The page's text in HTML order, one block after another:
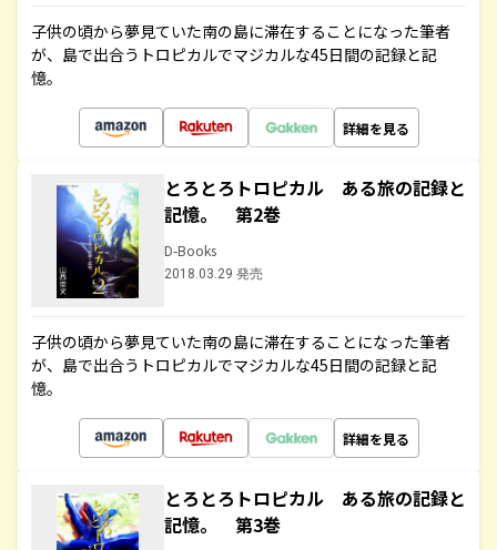
子供の頃から夢見ていた南の島に滞在することになった筆者
が、島で出合うトロピカルでマジカルな45日間の記録と記
憶。
詳細を見る
とろとろトロピカル ある旅の記録と
記憶。 第2巻
D-Books
2018.03.29 発売
子供の頃から夢見ていた南の島に滞在することになった筆者
が、島で出合うトロピカルでマジカルな45日間の記録と記
憶。
詳細を見る
とろとろトロピカル ある旅の記録と
記憶。 第3巻